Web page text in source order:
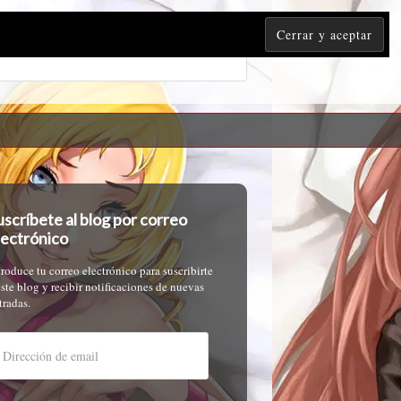
al blog por correo
tu correo electrónico para suscribirte
blog y recibir notificaciones de nuevas